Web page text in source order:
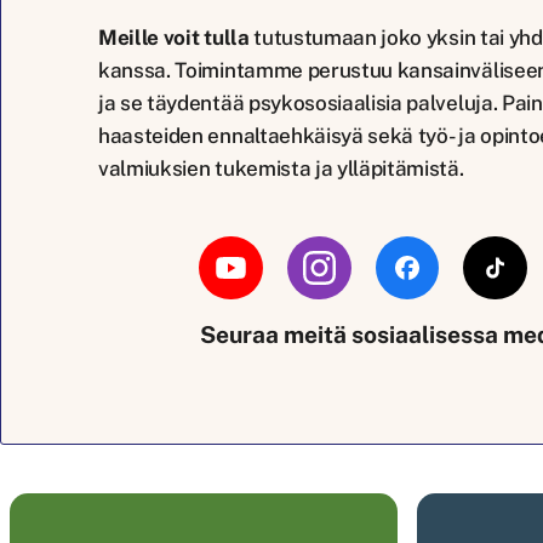
Meille voit tulla tutustumaan joko yksin tai
kanssa. Toimintamme perustuu
ja se täydentää psykososiaalisia palveluja.
haasteiden ennaltaehkäisyä sekä työ- ja
valmiuksien tukemista ja ylläpitämistä.
Seuraa meitä sosiaalisessa